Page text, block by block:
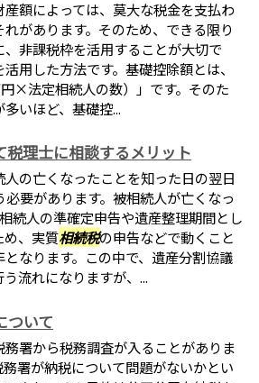
額によっては、莫大な税金を支払わ
があります。そのため、できる限り
非課税枠を活用することが大切で
用した方法です。基礎控除額とは、
円×法定相続人の数）」です。そのた
いほど、基礎控...
税理士に相談するメリット
の亡くなったことを知った日の翌日
要があります。被相続人が亡くなっ
続人の準確定申告や遺産整理期間とし
め、実質相続税の申告などで動くこと
なります。この中で、遺産分割協議
流れになりますが、...
ついて
署から税務調査が入ることがありま
署が納税について問題がないかとい